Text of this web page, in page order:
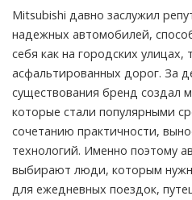
Mitsubishi давно заслужил
надежных автомобилей,
себя как на городских
асфальтированных дорог. За
существования бренд создал
которые стали популярными
сочетанию практичности,
технологий. Именно поэтому
выбирают люди, которым
для ежедневных поездок,